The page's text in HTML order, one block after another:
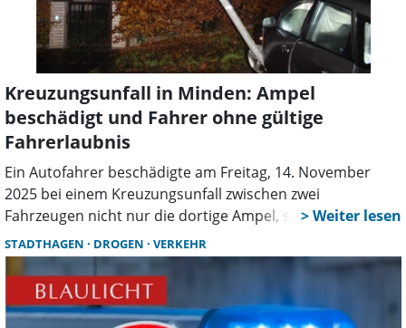
Kreuzungsunfall in Minden: Ampel
beschädigt und Fahrer ohne gültige
Fahrerlaubnis
Ein Autofahrer beschädigte am Freitag, 14. November
2025 bei einem Kreuzungsunfall zwischen zwei
Fahrzeugen nicht nur die dortige Ampel, sondern fiel
durch weitere Verkehrsverstöße auf. Zudem wurde bei
dem Unfall eine Person leicht verletzt.
STADTHAGEN DROGEN VERKEHR